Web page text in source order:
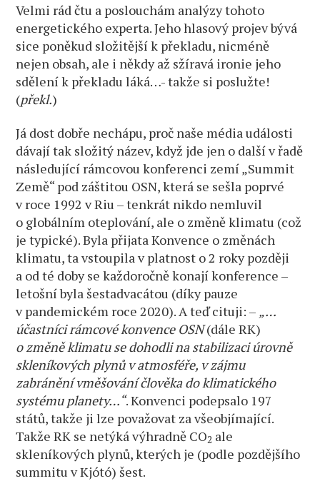
Velmi rád čtu a poslouchám analýzy tohoto
energetického experta. Jeho hlasový projev bývá
sice poněkud složitější k překladu, nicméně
nejen obsah, ale i někdy až sžíravá ironie jeho
sdělení k překladu láká…- takže si poslužte!
(překl.)
Já dost dobře nechápu, proč naše média události
dávají tak složitý název, když jde jen o další v řadě
následující rámcovou konferenci zemí „Summit
Země“ pod záštitou OSN, která se sešla poprvé
v roce 1992 v Riu – tenkrát nikdo nemluvil
o globálním oteplování, ale o změně klimatu (což
je typické). Byla přijata Konvence o změnách
klimatu, ta vstoupila v platnost o 2 roky později
a od té doby se každoročně konají konference –
letošní byla šestadvacátou (díky pauze
v pandemickém roce 2020). A teď cituji: – „…
účastníci rámcové konvence OSN(dále RK)
o změně klimatu se dohodli na stabilizaci úrovně
skleníkových plynů v atmosféře, v zájmu
zabránění vměšování člověka do klimatického
systému planety…“. Konvenci podepsalo 197
států, takže ji lze považovat za všeobjímající.
Takže RK se netýká výhradně CO2 ale
skleníkových plynů, kterých je (podle pozdějšího
summitu v Kjótó) šest.